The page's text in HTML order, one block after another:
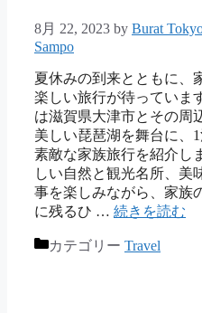
8月 22, 2023 by Burat
Sampo
夏休みの到来とともに、
楽しい旅行が待っていま
は滋賀県大津市とその周
美しい琵琶湖を舞台に、
素敵な家族旅行を紹介し
しい自然と観光名所、美
事を楽しみながら、家族
に残るひ … 続きを読む
カテゴリー Travel